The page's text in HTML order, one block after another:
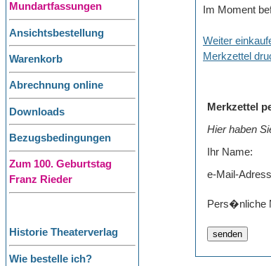
Mundartfassungen
Ansichtsbestellung
Warenkorb
Abrechnung online
Downloads
Bezugsbedingungen
Zum 100. Geburtstag
Franz Rieder
Historie Theaterverlag
Wie bestelle ich?
Im Moment
Weiter
Merkzettel
Merkzettel
Hier haben
Ihr Name:
e-Mail-
Pers�nliche